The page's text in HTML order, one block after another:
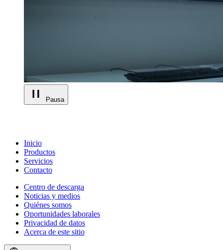
Pausa
Inicio
Productos
Servicios
Contacto
Centro de descarga
Noticias y medios
Quiénes somos
Oportunidades laborales
Privacidad de datos
Acerca de este sitio